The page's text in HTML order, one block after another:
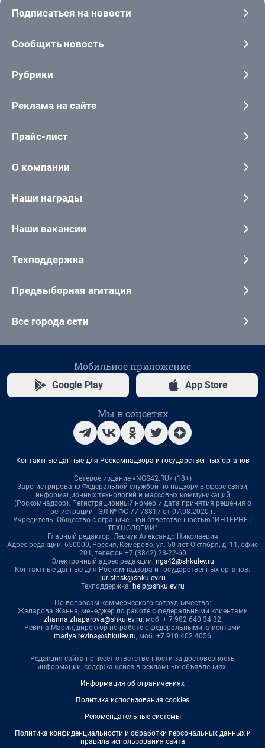
Подписаться на новости
Сообщить новость
Рубрики
Реклама на сайте
Прайс-лист
О компании
Наши награды
Наши вакансии
Техподдержка
Предвыборная агитация
Все города сети
Мобильное приложение
Google Play App Store
Мы в соцсетях
Контактные данные для Роскомнадзора и государственных органов
Сетевое издание «NGS42.RU» (18+)
Зарегистрировано Федеральной службой по надзору в сфере связи,
информационных технологий и массовых коммуникаций
(Роскомнадзор). Регистрационный номер и дата принятия решения о
регистрации - ЭЛ № ФС 77-78817 от 07.08.2020 г.
Учредитель: Общество с ограниченной ответственностью "ИНТЕРНЕТ
ТЕХНОЛОГИИ"
Главный редактор: Левчук Александр Николаевич
Адрес редакции: 650000, Россия, Кемерово, ул. 50 лет Октября, д. 11, офис
201, телефон +7 (3842) 23-22-60
Электронный адрес редакции: ngs42@shkulev.ru
Контактные данные для Роскомнадзора и государственных органов:
juristnsk@shkulev.ru
Техподдержка: help@shkulev.ru
По вопросам коммерческого сотрудничества:
Жапарова Жанна, менеджер по работе с федеральными клиентами
zhanna.zhaparova@shkulev.ru, моб. + 7 982 640 34 32
Ревина Мария, директор по работе с федеральными клиентами
mariya.revina@shkulev.ru, моб. +7 910 402 4056
Редакция сайта не несет ответственности за достоверность
информации, содержащейся в рекламных объявлениях.
Информация об ограничениях
Политика использования cookies
Рекомендательные системы
Политика конфиденциальности и обработки персональных данных и
правила использования сайта